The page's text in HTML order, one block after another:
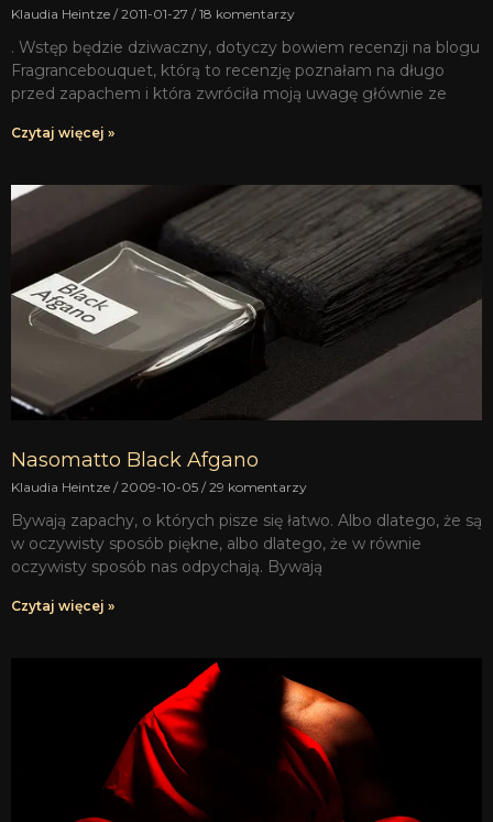
Klaudia Heintze 2011-01-27 18 komentarzy
. Wstęp będzie dziwaczny, dotyczy bowiem recenzji na blogu
Fragrancebouquet, którą to recenzję poznałam na długo
przed zapachem i która zwróciła moją uwagę głównie ze
Czytaj więcej »
Nasomatto Black Afgano
Klaudia Heintze 2009-10-05 29 komentarzy
Bywają zapachy, o których pisze się łatwo. Albo dlatego, że są
w oczywisty sposób piękne, albo dlatego, że w równie
oczywisty sposób nas odpychają. Bywają
Czytaj więcej »